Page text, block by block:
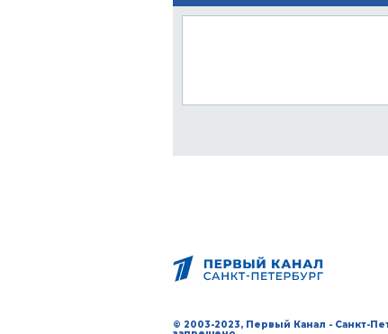
© 2003-2023, Первый Канал - Санкт-